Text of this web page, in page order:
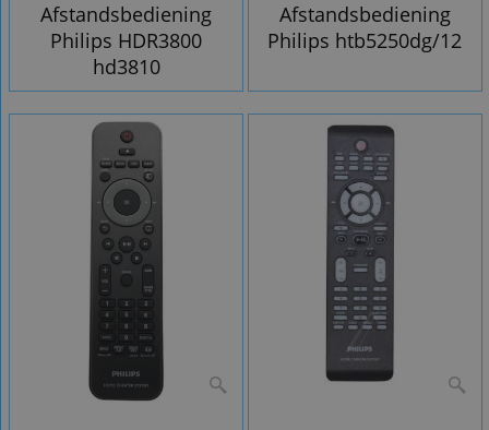
Afstandsbediening
Philips HDR3800
hd3810
Afstandsbediening
Philips htb5250dg/12